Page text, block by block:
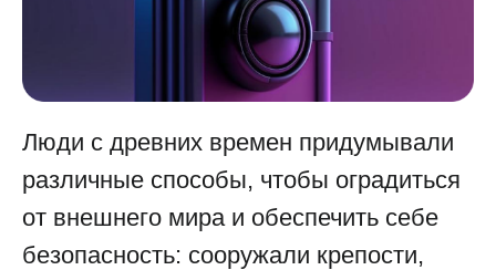
Люди с древних времен придумывали
различные способы, чтобы оградиться
от внешнего мира и обеспечить себе
безопасность: сооружали крепости,